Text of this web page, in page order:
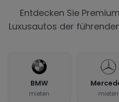
Entdecken Sie
Luxusautos der
BMW
mieten mieten